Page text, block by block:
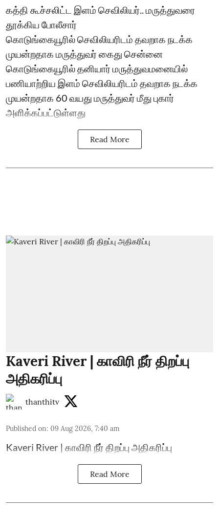
கத்தி கூச்சலிட்ட இளம் செவிலியர்.. மருத்துவரை
தூக்கிய போலீசார்
கொடுங்கையூரில் செவிலியரிடம் தவறாக நடக்க
முயன்றதாக மருத்துவர் கைது சென்னை
கொடுங்கையூரில் தனியார் மருத்துவமனையில்
பணியாற்றிய இளம் செவிலியரிடம் தவறாக நடக்க
முயன்றதாக 60 வயது மருத்துவர் மீது புகார்
அளிக்கப்பட்டுள்ளது
Read More
Kaveri River | காவிரி நீர் திறப்பு
அதிகரிப்பு
thanthitv
Published on: 09 Aug 2026, 7:40 am
Kaveri River | காவிரி நீர் திறப்பு அதிகரிப்பு
Read More